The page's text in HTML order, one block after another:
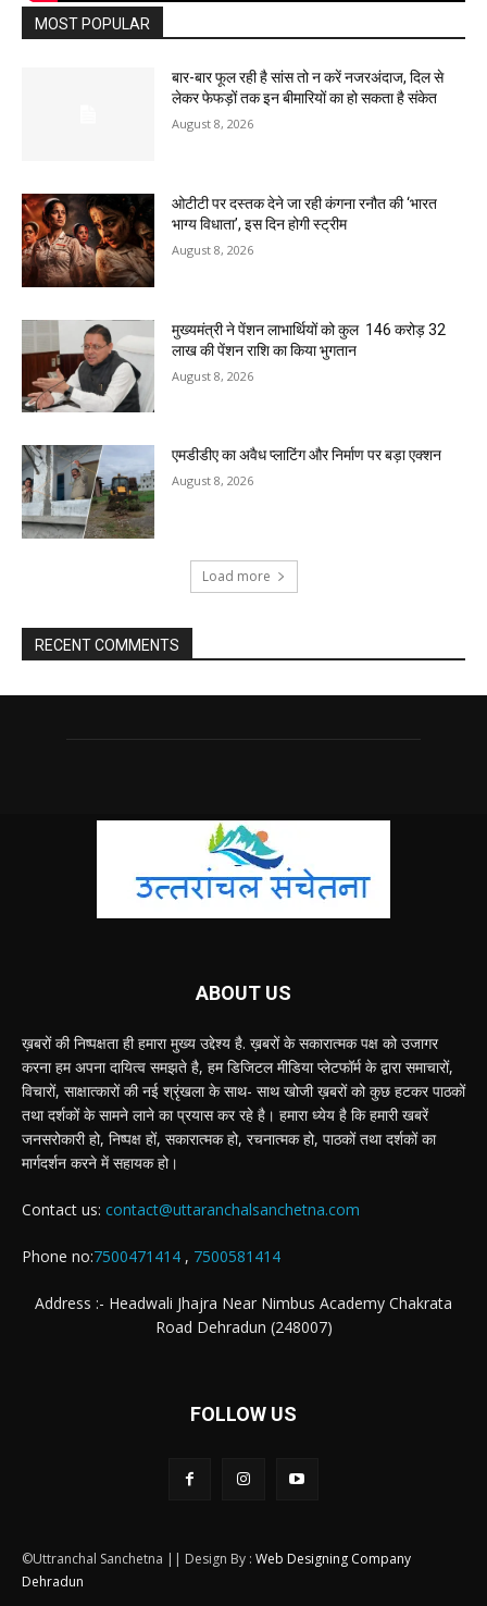
MOST POPULAR
बार-बार फूल रही है सांस तो न करें नजरअंदाज, दिल से
लेकर फेफड़ों तक इन बीमारियों का हो सकता है संकेत
August 8, 2026
ओटीटी पर दस्तक देने जा रही कंगना रनौत की ‘भारत
भाग्य विधाता’, इस दिन होगी स्ट्रीम
August 8, 2026
मुख्यमंत्री ने पेंशन लाभार्थियों को कुल ₹ 146 करोड़ 32
लाख की पेंशन राशि का किया भुगतान
August 8, 2026
एमडीडीए का अवैध प्लाटिंग और निर्माण पर बड़ा एक्शन
August 8, 2026
Load more
RECENT COMMENTS
ABOUT US
ख़बरों की निष्पक्षता ही हमारा मुख्य उद्देश्य है. ख़बरों के सकारात्मक पक्ष को उजागर
करना हम अपना दायित्व समझते है, हम डिजिटल मीडिया प्लेटफॉर्म के द्वारा समाचारों,
विचारों, साक्षात्कारों की नई श्रृंखला के साथ- साथ खोजी ख़बरों को कुछ हटकर पाठकों
तथा दर्शकों के सामने लाने का प्रयास कर रहे है। हमारा ध्येय है कि हमारी खबरें
जनसरोकारी हो, निष्पक्ष हों, सकारात्मक हो, रचनात्मक हो, पाठकों तथा दर्शकों का
मार्गदर्शन करने में सहायक हो।
Contact us: contact@uttaranchalsanchetna.com
Phone no:7500471414 , 7500581414
Address :- Headwali Jhajra Near Nimbus Academy Chakrata
Road Dehradun (248007)
FOLLOW US
©Uttranchal Sanchetna || Design By : Web Designing Company
Dehradun